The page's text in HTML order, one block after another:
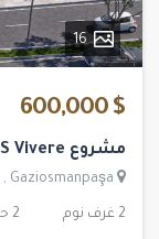
16
$ 600,000
مشروع ICS Vivere
, Gaziosmanpaşa
2 غرف نوم 2 حمامات